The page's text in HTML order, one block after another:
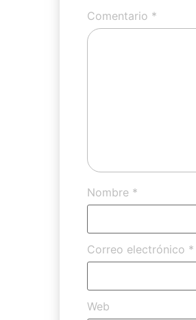
Comentario *
Nombre *
Correo electrónico *
Web